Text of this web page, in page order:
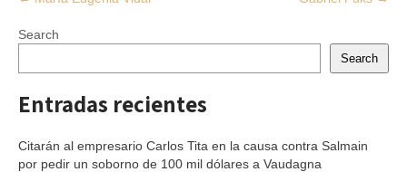
Search
Search
Entradas recientes
Citarán al empresario Carlos Tita en la causa contra Salmain
por pedir un soborno de 100 mil dólares a Vaudagna